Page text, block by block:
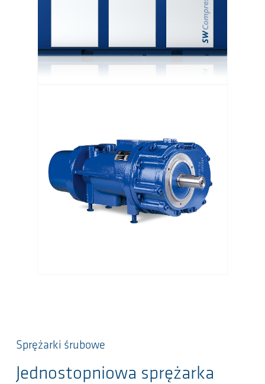
Sprężarki śrubowe
Jednostopniowa sprężarka